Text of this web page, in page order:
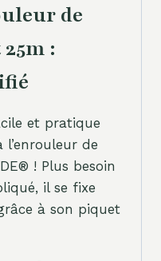
de
:
et pratique
de
! Plus besoin
il se fixe
à son piquet